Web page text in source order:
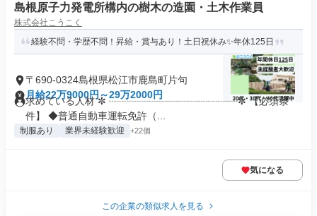
島根原子力発電所構内の樹木の造園・土木作業員
株式会社こうこく
経験不問・学歴不問！昇給・賞与あり！土日祝休み✨年休125日
〒690-0324島根県松江市鹿島町片句
月給22万9000円～29万2000円
求めている人材 ✼ ┈┈┈┈┈┈┈┈┈┈┈┈┈✼ 【必須条
件】 ◆普通自動車運転免許（...
制服あり 業界未経験歓迎 +22個
気になる
この企業の類似求人を見る